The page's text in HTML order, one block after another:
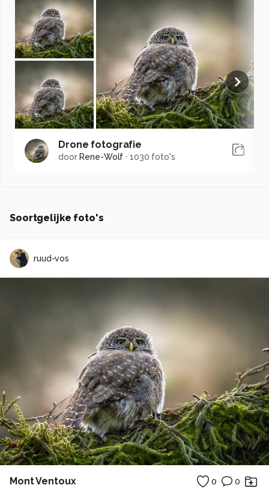
Drone fotografie
door Rene-Wolf · 1030 foto's
Soortgelijke foto's
ruud-vos
Mont Ventoux 0 0